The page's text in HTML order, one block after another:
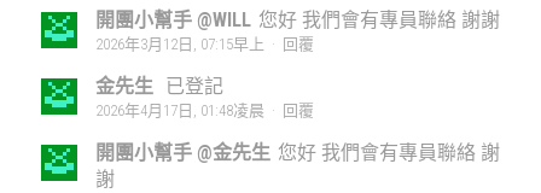
開團小幫手 @WILL 您好 我們會有專員聯絡 謝謝
2026年3月12日, 07:15早上 · 回覆
金先生 已登記
2026年4月17日, 01:48凌晨 · 回覆
開團小幫手 @金先生 您好 我們會有專員聯絡 謝
謝